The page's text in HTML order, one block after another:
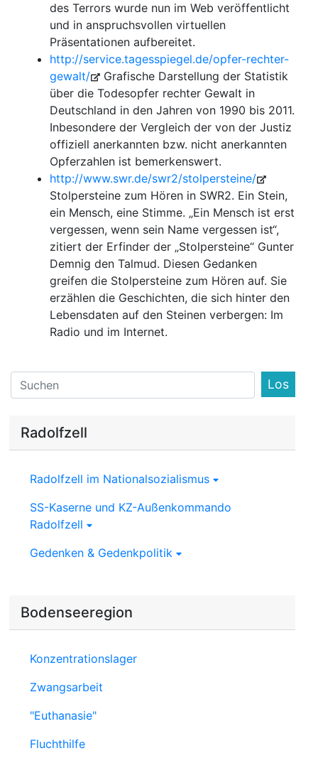
des Terrors wurde nun im Web veröffentlicht
und in anspruchsvollen virtuellen
Präsentationen aufbereitet.
http://service.tagesspiegel.de/opfer-rechter-
gewalt/
Grafische Darstellung der Statistik
über die Todesopfer rechter Gewalt in
Deutschland in den Jahren von 1990 bis 2011.
Inbesondere der Vergleich der von der Justiz
offiziell anerkannten bzw. nicht anerkannten
Opferzahlen ist bemerkenswert.
http://www.swr.de/swr2/stolpersteine/
Stolpersteine zum Hören in SWR2. Ein Stein,
ein Mensch, eine Stimme. „Ein Mensch ist erst
vergessen, wenn sein Name vergessen ist“,
zitiert der Erfinder der „Stolpersteine“ Gunter
Demnig den Talmud. Diesen Gedanken
greifen die Stolpersteine zum Hören auf. Sie
erzählen die Geschichten, die sich hinter den
Lebensdaten auf den Steinen verbergen: Im
Radio und im Internet.
Find
Radolfzell
Radolfzell im Nationalsozialismus
SS-Kaserne und KZ-Außenkommando
Radolfzell
Gedenken & Gedenkpolitik
Bodenseeregion
Konzentrationslager
Zwangsarbeit
"Euthanasie"
Fluchthilfe